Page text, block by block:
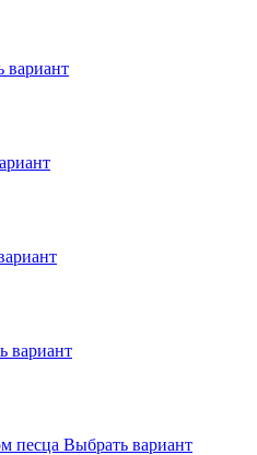
вариант
вариант
Выбрать вариант